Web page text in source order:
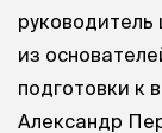
руководитель
из
подготовки к
Александр